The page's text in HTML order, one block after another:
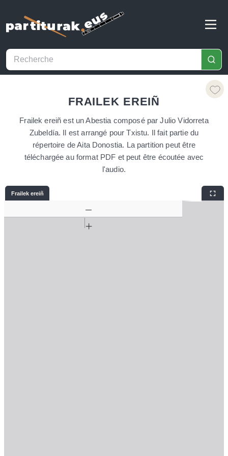
FRAILEK EREIÑ
Frailek ereiñ est un Abestia composé par Julio Vidorreta
Zubeldía. Il est arrangé pour Txistu. Il fait partie du
répertoire de Aita Donostia. La partition peut être
téléchargée au format PDF et peut être écoutée avec
l'audio.
Frailek ereiñ